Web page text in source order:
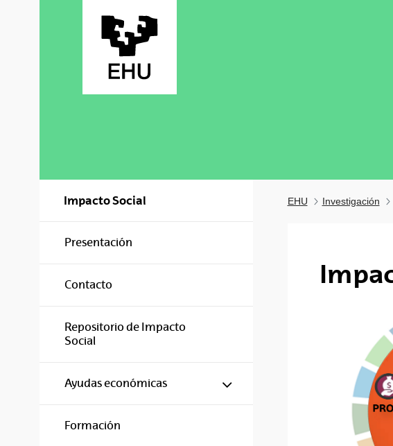
Impacto Social
Presentación
Contacto
Repositorio de Impacto
Social
Ayudas económicas Mostrar/ocultar
Formación
EHU Investigación